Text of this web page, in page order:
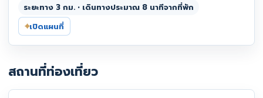
ระยะทาง 3 กม. • เดินทางประมาณ 8 นาทีจากที่พัก
⌖เปิดแผนที่
สถานที่ท่องเที่ยว